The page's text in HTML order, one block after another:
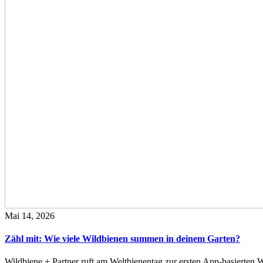
Mai 14, 2026
Zähl mit: Wie viele Wildbienen summen in deinem Garten?